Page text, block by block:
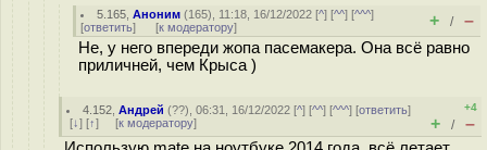
5.165 ,Аноним (165), 11:18, 16/12/2022 [^] [^^] [^^^]
[ответить] [к модератору] + / –
Не, у него впереди жопа пасемакера. Она всё равно
приличней, чем Крыса )
4.152 ,Андрей (??), 06:31, 16/12/2022 [^] [^^] [^^^] [ответить]
[↓] [↑] [к модератору]
+4
+ / –